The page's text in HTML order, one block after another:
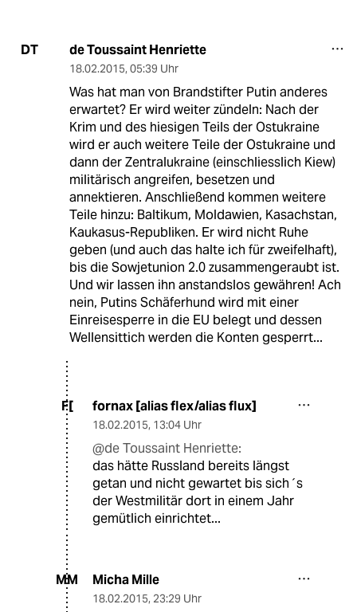
DT de Toussaint Henriette
18.02.2015, 05:39 Uhr
Was hat man von Brandstifter Putin anderes
erwartet? Er wird weiter zündeln: Nach der
Krim und des hiesigen Teils der Ostukraine
wird er auch weitere Teile der Ostukraine und
dann der Zentralukraine (einschliesslich Kiew)
militärisch angreifen, besetzen und
annektieren. Anschließend kommen weitere
Teile hinzu: Baltikum, Moldawien, Kasachstan,
Kaukasus-Republiken. Er wird nicht Ruhe
geben (und auch das halte ich für zweifelhaft),
bis die Sowjetunion 2.0 zusammengeraubt ist.
Und wir lassen ihn anstandslos gewähren! Ach
nein, Putins Schäferhund wird mit einer
Einreisesperre in die EU belegt und dessen
Wellensittich werden die Konten gesperrt...
F[ fornax [alias flex/alias flux]
18.02.2015, 13:04 Uhr
@de Toussaint Henriette:
das hätte Russland bereits längst
getan und nicht gewartet bis sich´s
der Westmilitär dort in einem Jahr
gemütlich einrichtet...
MM Micha Mille
18.02.2015, 23:29 Uhr